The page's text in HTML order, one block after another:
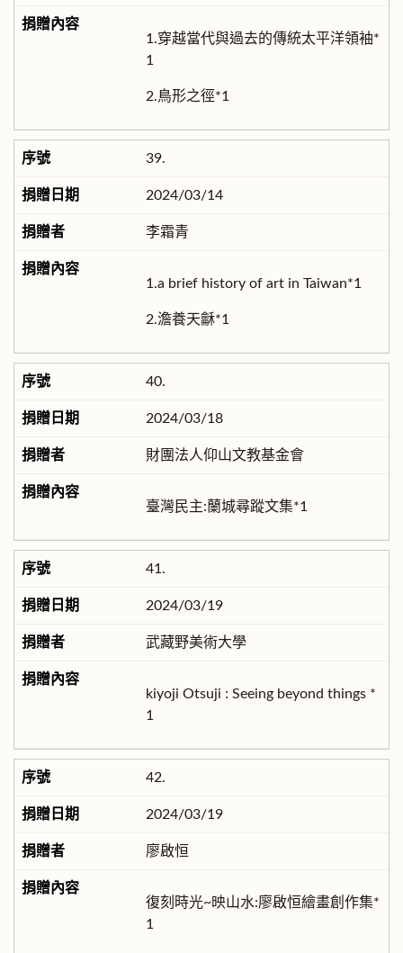
1.穿越當代與過去的傳統太平洋領袖*
1
2.鳥形之徑*1
39.
2024/03/14
李霜青
1.a brief history of art in Taiwan*1
2.澹養天龢*1
40.
2024/03/18
財團法人仰山文教基金會
臺灣民主:蘭城尋蹤文集*1
41.
2024/03/19
武藏野美術大學
kiyoji Otsuji : Seeing beyond things *
1
42.
2024/03/19
廖啟恒
復刻時光~映山水:廖啟恒繪畫創作集*
1